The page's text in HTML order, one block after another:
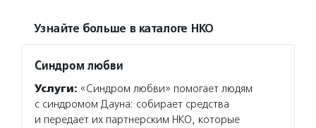
Узнайте больше в каталоге НКО
Синдром любви
Услуги: «Синдром любви» помогает людям
с синдромом Дауна: собирает средства
и передает их партнерским НКО, которые